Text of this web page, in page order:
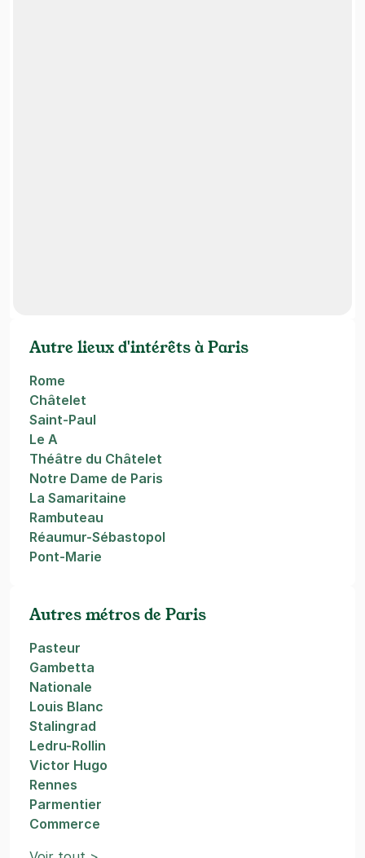
Autre lieux d'intérêts à Paris
Rome
Châtelet
Saint-Paul
Le A
Théâtre du Châtelet
Notre Dame de Paris
La Samaritaine
Rambuteau
Réaumur-Sébastopol
Pont-Marie
Autres métros de Paris
Pasteur
Gambetta
Nationale
Louis Blanc
Stalingrad
Ledru-Rollin
Victor Hugo
Rennes
Parmentier
Commerce